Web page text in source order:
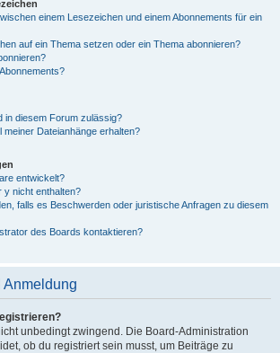
einem Lesezeichen und einem Abonnements für ein
auf ein Thema setzen oder ein Thema abonnieren?
in diesem Forum zulässig?
meiner Dateianhänge erhalten?
entwickelt?
y nicht enthalten?
falls es Beschwerden oder juristische Anfragen zu diesem
des Boards kontaktieren?
Anmeldung
unbedingt zwingend. Die Board-Administration
ob du registriert sein musst, um Beiträge zu